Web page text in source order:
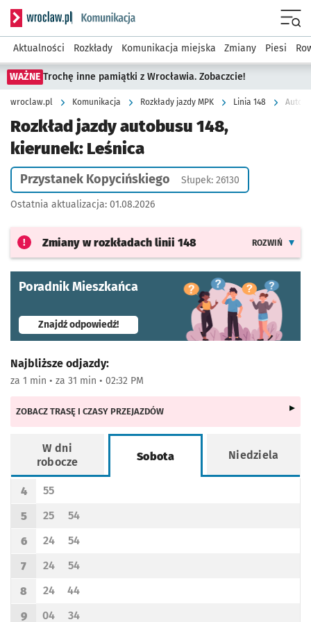
Serwis informacyjny wroclaw.pl podserwis: Komunikacja
Aktualności Rozkłady Komunikacja miejska Zmiany Piesi
WAŻNE Trochę inne pamiątki z Wrocławia. Zobaczcie!
wroclaw.pl Komunikacja Rozkłady jazdy MPK Linia 148
Rozkład jazdy autobusu 148,
kierunek: Leśnica
Przystanek Kopycińskiego Słupek: 26130
Ostatnia aktualizacja: 01.08.2026
Zmiany w rozkładach linii 148 ROZWIŃ
Poradnik Mieszkańca
Znajdź odpowiedź!- otworzy się w nowej karcie
Najbliższe odjazdy:
za 1 min • za 31 min • 02:32 PM
ZOBACZ TRASĘ I CZASY PRZEJAZDÓW
W dni
robocze
Sobota Niedziela
Rozkład jazdy -
Godzina odjazdu
4
Odjazd
55
minut po godzinie 4
Godzina odjazdu
5
Odjazd
25
minut po godzinie 5
Odjazd
54
minut po godzinie 5
Godzina odjazdu
6
Odjazd
24
minut po godzinie 6
Odjazd
54
minut po godzinie 6
Godzina odjazdu
7
Odjazd
24
minut po godzinie 7
Odjazd
54
minut po godzinie 7
Godzina odjazdu
8
Odjazd
24
minut po godzinie 8
Odjazd
44
minut po godzinie 8
9 04 34